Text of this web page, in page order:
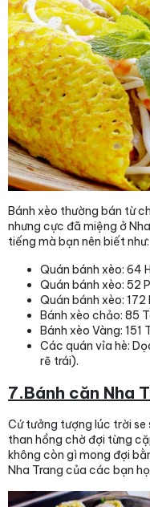
Bánh xèo thường bán từ
nhưng cực đã miệng ở
tiếng mà bạn nên biết như:
Quán bánh xèo: 64
Quán bánh xèo: 52
Quán bánh xèo:
Bánh xèo chảo: 85
Bánh xèo Vàng: 151
Các quán vỉa hè:
rẽ trái).
7.Bánh căn Nha
Cứ tưởng tượng lúc trời se
than hồng chờ đợi từng
không còn gì mong đợi
Nha Trang của các bạn